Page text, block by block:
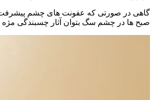
گاهی در صورتی که عفونت های چشم
صبح ها در چشم سگ بتوان آثار چسبندگی مژه